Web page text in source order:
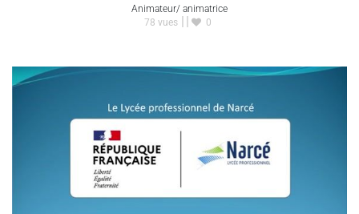
Animateur/ animatrice
78 vues
0